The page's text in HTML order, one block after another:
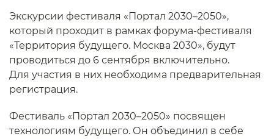
Экскурсии фестиваля «Портал 2030–2050»,
который проходит в рамках форума-фестиваля
«Территория будущего. Москва 2030», будут
проводиться до 6 сентября включительно.
Для участия в них необходима предварительная
регистрация.
Фестиваль «Портал 2030–2050» посвящен
технологиям будущего. Он объединил в себе